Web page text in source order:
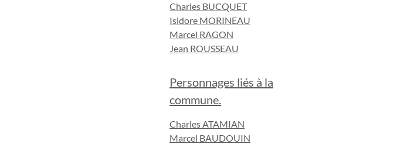
Charles BUCQUET
Isidore MORINEAU
Marcel RAGON
Jean ROUSSEAU
Personnages liés à la
commune.
Charles ATAMIAN
Marcel BAUDOUIN